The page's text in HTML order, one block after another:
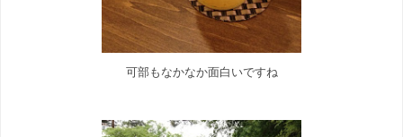
可部もなかなか面白いですね